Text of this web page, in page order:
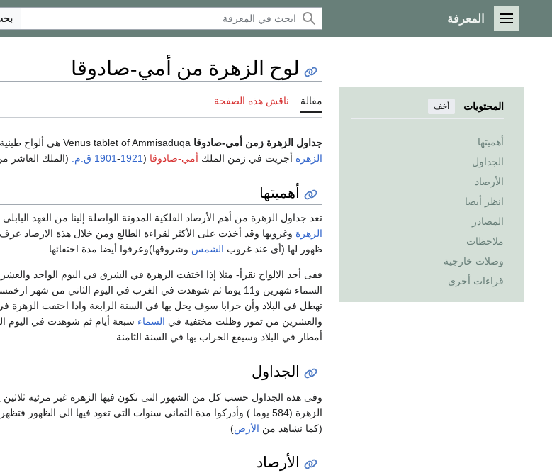
القائمة الرئيسية
المعرفة
المحتويات أخف
أهميتها
الجداول
الأرصاد
انظر أيضا
المصادر
ملاحظات
وصلات خارجية
قراءات أخرى
لوح الزهرة من أمي-صادوقا
مقالة ناقش هذه الصفحة
جداول الزهرة زمن أمي-صادوقا
الزهرة أجريت في زمن الملك أمي-صادوقا (
1921
-1901 ق.م. (الملك العاشر
أهميتها
تعد جداول الزهرة من أهم الأرصاد الفلكية المدونة الواصلة إلينا من العهد
الزهرة وغروبها وقد أخذت على الأكثر لقراءة الطالع ومن خلال هذة الارصاد عرف
ظهور لها (أى عند غروب الشمس وشروقها)وعرفوا أيضا مدة اختفائها.
ففى أحد الالواح نقرأ- مثلا إذا اختفت الزهرة في الشرق في اليوم الواحد
السماء شهرين و11 يوما ثم شوهدت في الغرب في اليوم الثاني من
تهطل في البلاد وأن خرابا سوف يحل بها في السنة الرابعة واذا اختفت
والعشرين من تموز وظلت مختفية في السماء سبعة أيام ثم شوهدت في اليوم
أمطار في البلاد وسيقع الخراب بها في السنة الثامنة.
الجداول
وفى هذة الجداول حسب كل من الشهور التى تكون فيها الزهرة غير مرئية ثلاثين
الزهرة (584 يوما ) وأدركوا مدة الثماني سنوات التى تعود فيها الى
(كما نشاهد من الأرض)
الأرصاد